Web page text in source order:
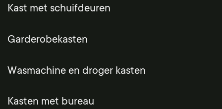
Kast met schuifdeuren
Garderobekasten
Wasmachine en droger kasten
Kasten met bureau